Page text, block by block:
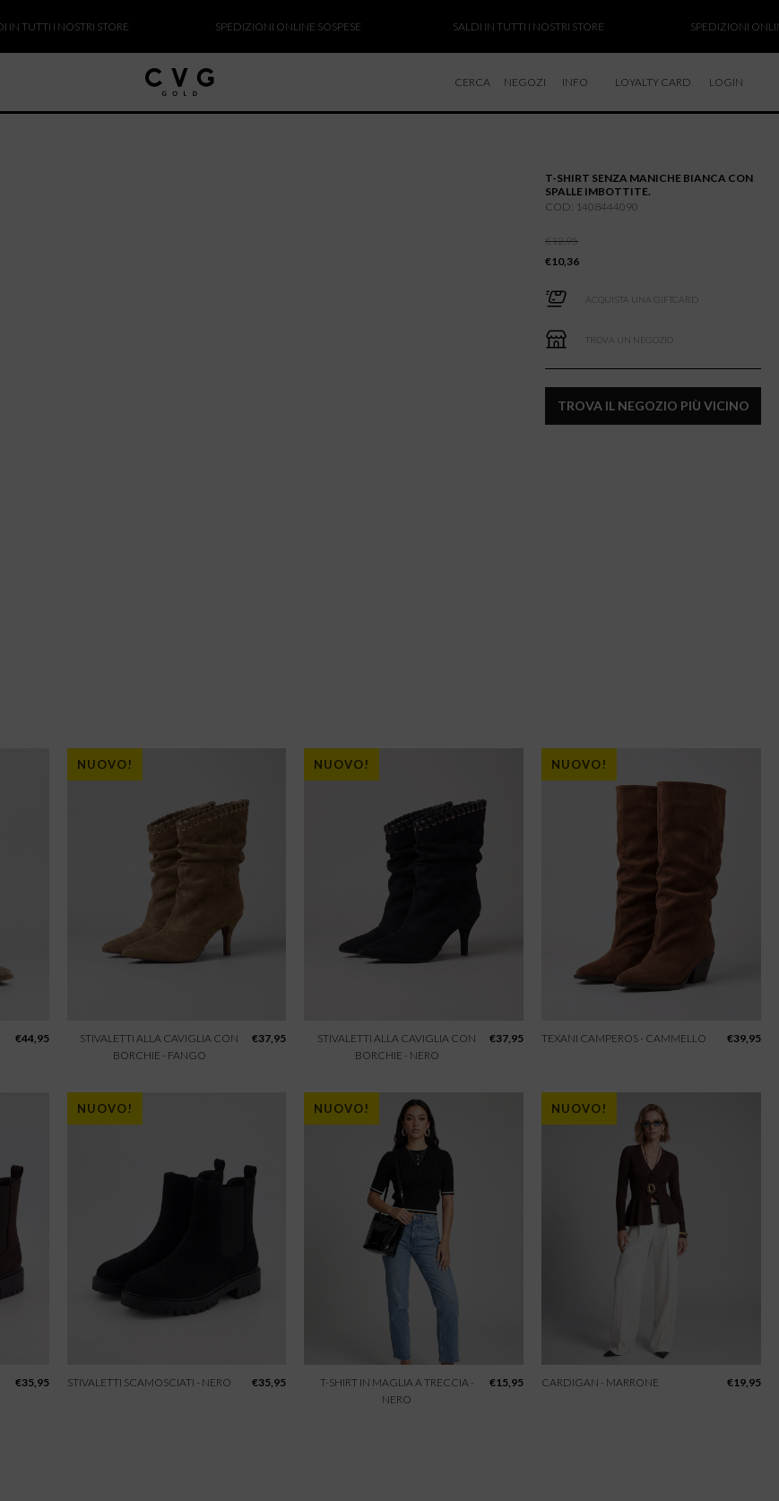
TUTTI I NOSTRI STORE SPEDIZIONI ONLINE SOSPESE SALDI IN TUTTI I NOSTRI STORE SPEDIZIONI ONLINE
CERCA NEGOZI INFO
RESI E RIMBORSI
LOYALTY CARD LOGIN
T-SHIRT SENZA MANICHE BIANCA CON
SPALLE IMBOTTITE.
COD: 1408444090
€12,95
€10,36
ACQUISTA UNA GIFTCARD
TROVA UN NEGOZIO
TROVA IL NEGOZIO PIÙ VICINO
€44,95
NUOVO!
STIVALETTI ALLA CAVIGLIA CON
BORCHIE - FANGO
€37,95
NUOVO!
STIVALETTI ALLA CAVIGLIA CON
BORCHIE - NERO
€37,95
NUOVO!
TEXANI CAMPEROS - CAMMELLO €39,95
€35,95
NUOVO!
STIVALETTI SCAMOSCIATI - NERO €35,95
NUOVO!
T-SHIRT IN MAGLIA A TRECCIA -
NERO
€15,95
NUOVO!
CARDIGAN - MARRONE €19,95